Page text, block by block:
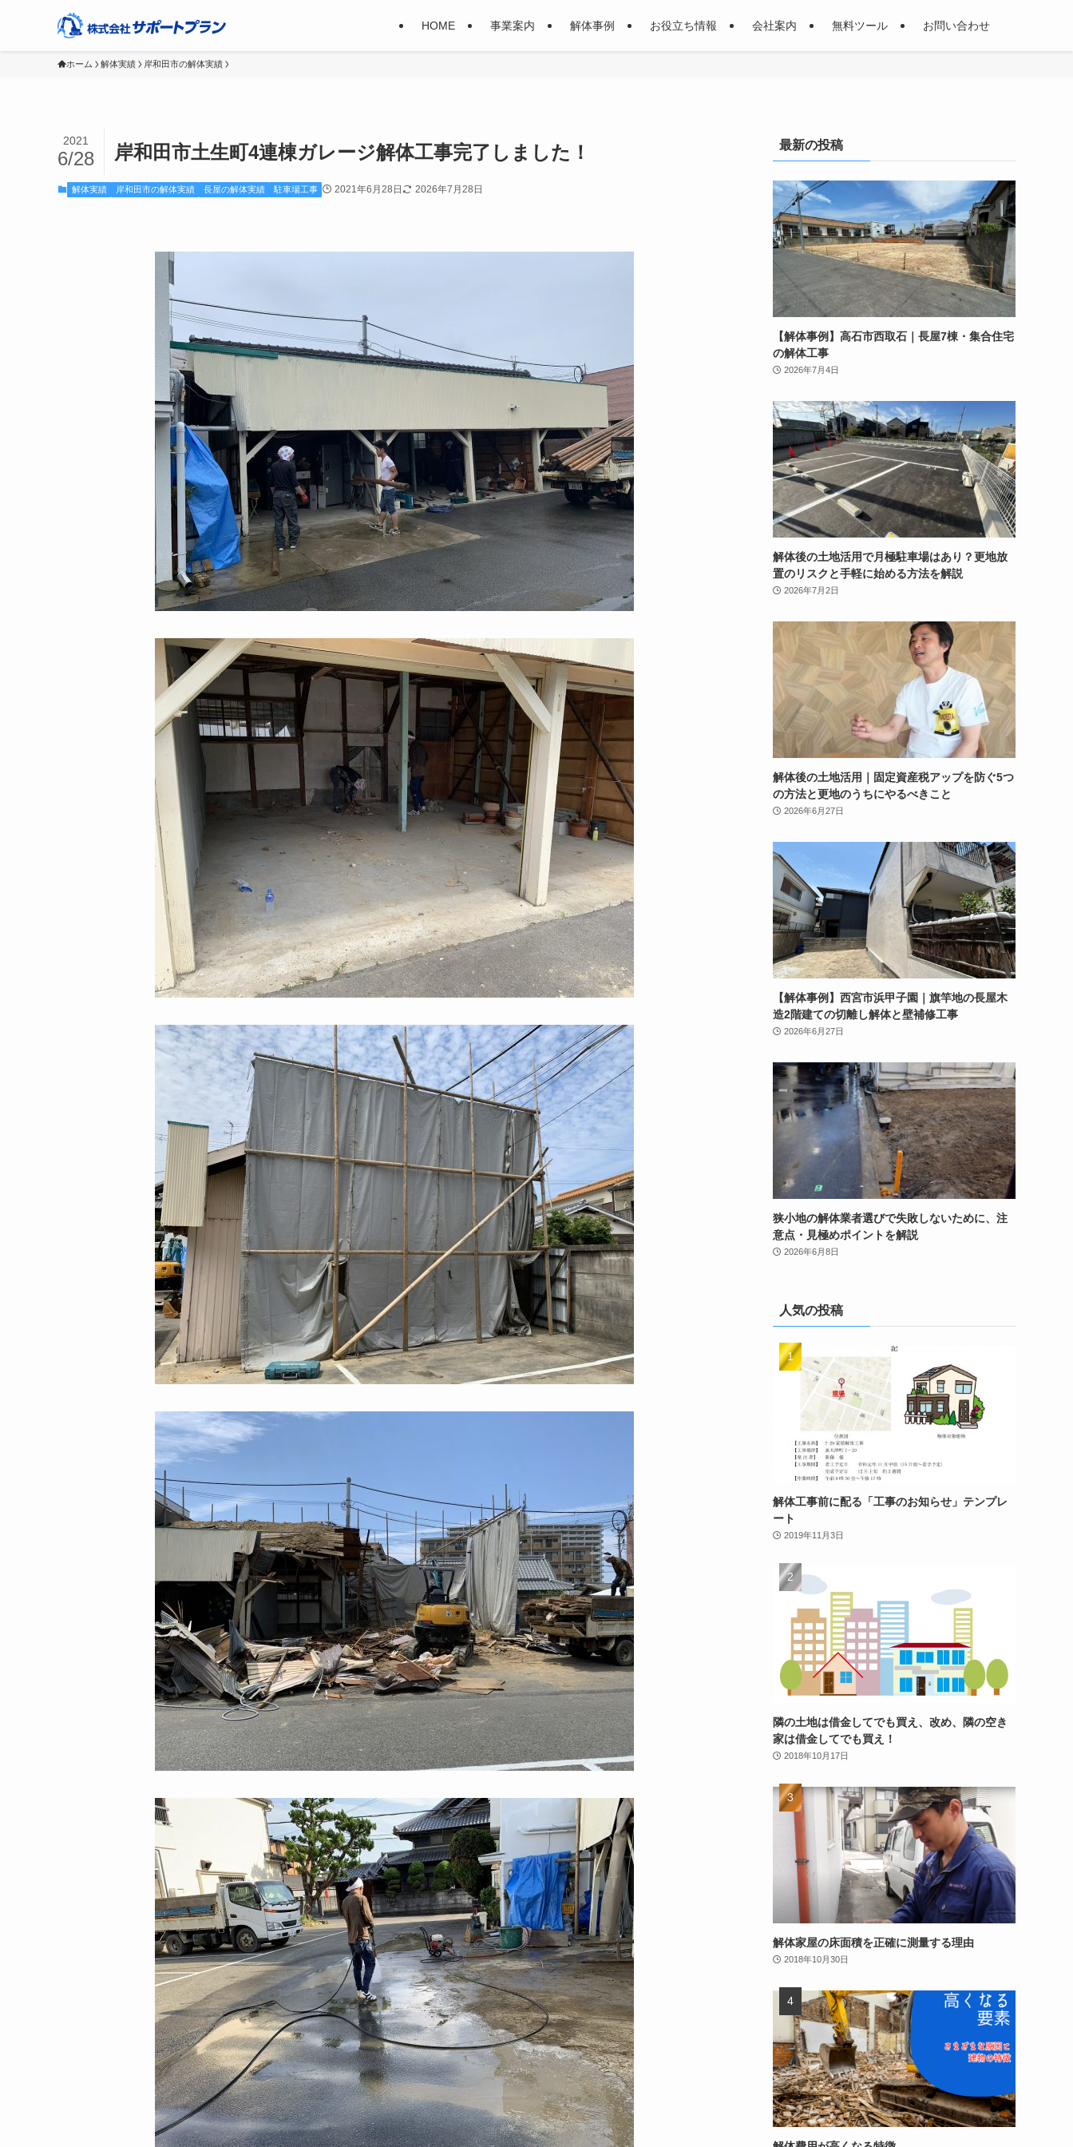
HOME 事業案内 解体事例 お役立ち情報 会社案内 無料ツール お問い合わせ
ホーム 解体実績 岸和田市の解体実績
岸和田市土生町4連棟ガレージ解体工事完了しました！
2021
6/28
解体実績 岸和田市の解体実績 長屋の解体実績 駐車場工事 2021年6月28日 2026年7月28日
最新の投稿
【解体事例】高石市西取石｜長屋7棟・集合住宅
の解体工事
2026年7月4日
解体後の土地活用で月極駐車場はあり？更地放
置のリスクと手軽に始める方法を解説
2026年7月2日
解体後の土地活用｜固定資産税アップを防ぐ5つ
の方法と更地のうちにやるべきこと
2026年6月27日
【解体事例】西宮市浜甲子園｜旗竿地の長屋木
造2階建ての切離し解体と壁補修工事
2026年6月27日
狭小地の解体業者選びで失敗しないために、注
意点・見極めポイントを解説
2026年6月8日
人気の投稿
解体工事前に配る「工事のお知らせ」テンプレ
ート
2019年11月3日
隣の土地は借金してでも買え、改め、隣の空き
家は借金してでも買え！
2018年10月17日
解体家屋の床面積を正確に測量する理由
2018年10月30日